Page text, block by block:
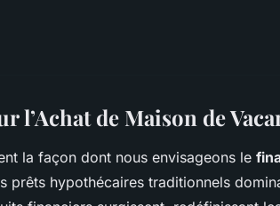
de Maison de
la façon dont nous envisageons le
prêts hypothécaires traditionnels